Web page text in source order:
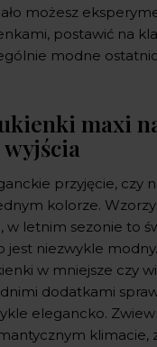
możesz
postawić na
modne
maxi
przyjęcie, czy
kolorze.
w letnim sezonie to
jest niezwykle
w mniejsze czy
dodatkami
elegancko.
klimacie,